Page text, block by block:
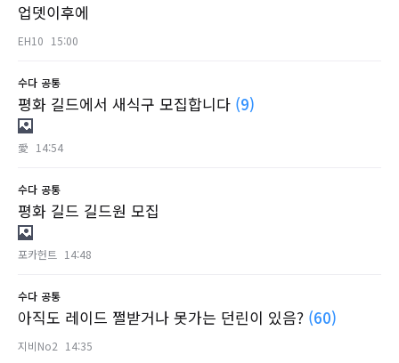
업뎃이후에
EH10 15:00
수다 공통
평화 길드에서 새식구 모집합니다 (9)
愛 14:54
수다 공통
평화 길드 길드원 모집
포카헌트 14:48
수다 공통
아직도 레이드 쩔받거나 못가는 던린이 있음? (60)
지비No2 14:35